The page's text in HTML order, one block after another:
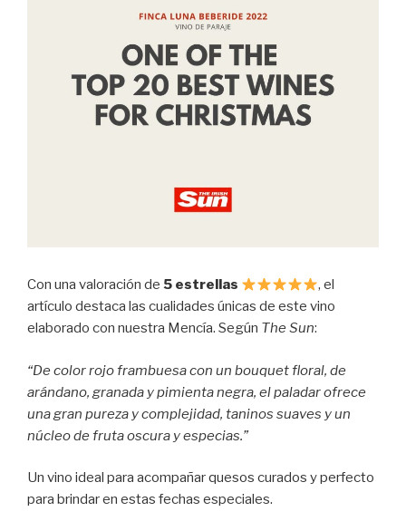
Con una valoración de 5 estrellas
, el
artículo destaca las cualidades únicas de este vino
elaborado con nuestra Mencía. Según The Sun:
“De color rojo frambuesa con un bouquet floral, de
arándano, granada y pimienta negra, el paladar ofrece
una gran pureza y complejidad, taninos suaves y un
núcleo de fruta oscura y especias.”
Un vino ideal para acompañar quesos curados y perfecto
para brindar en estas fechas especiales.